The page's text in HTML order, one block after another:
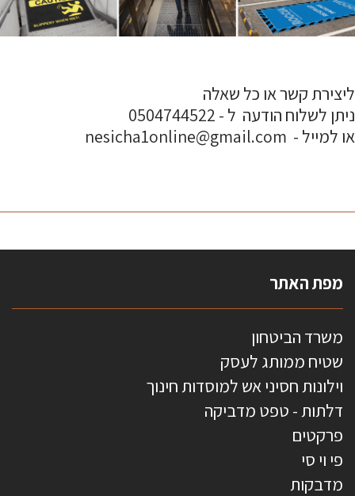
ליצירת קשר או כל שאלה
ניתן לשלוח הודעה ל - 0504744522
או למייל - nesicha1online@gmail.com
מפת האתר
משרד הביטחון
שטיח ממותג לעסק
וילונות חסיני אש למוסדות חינוך
דלתות - טפט מדביקה
פרקטים
פי וי סי
מדבקות